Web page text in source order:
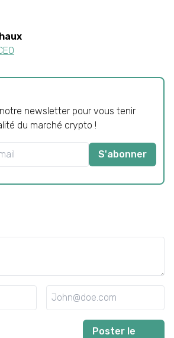
newsletter pour vous tenir
du marché crypto !
S'abonner
Poster le